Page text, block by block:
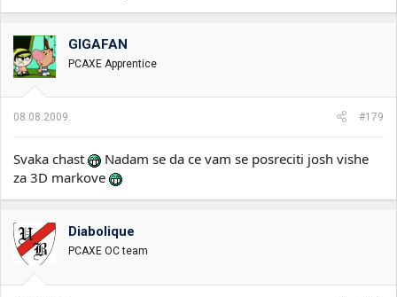
GIGAFAN
PCAXE Apprentice
08.08.2009. #179
Svaka chast
Nadam se da ce vam se posreciti josh vishe
za 3D markove
Diabolique
PCAXE OC team